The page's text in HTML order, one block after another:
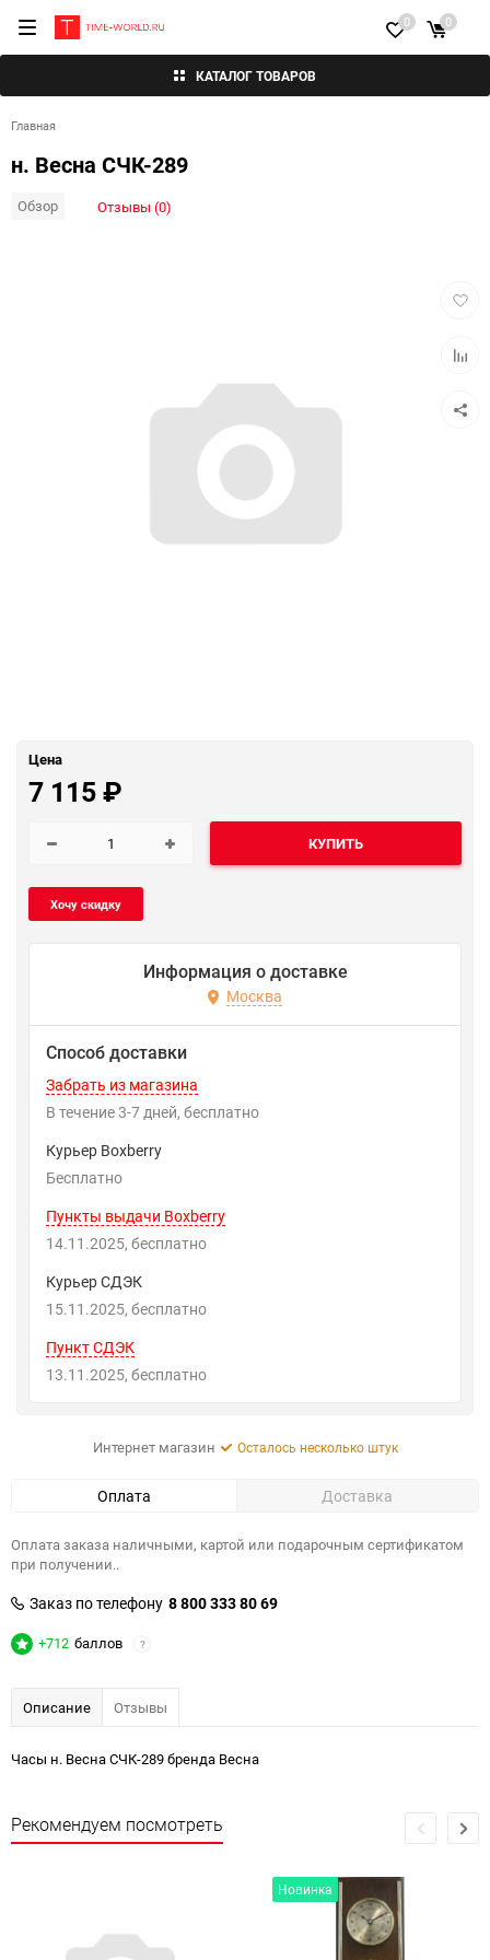
КАТАЛОГ ТОВАРОВ
0 0
Главная
н. Весна СЧК-289
Обзор Отзывы (0)
Цена
7 115₽
КУПИТЬ
Информация о доставке
Москва
Способ доставки
Забрать из магазина
В течение3-7 дней Бесплатно
Курьер Boxberry
Бесплатно
Пункты выдачи Boxberry
14.11.2025
Бесплатно
Курьер СДЭК
15.11.2025
Бесплатно
Пункт СДЭК
13.11.2025
Бесплатно
Интернет магазин Осталось несколько штук
Оплата Доставка
Оплата заказа наличными, картой или подарочным сертификатом
при получении..
Заказ по телефону 8 800 333 80 69
+712 баллов ?
Описание Отзывы
Часы н. Весна СЧК-289 бренда Весна
Рекомендуем посмотреть
Новинка